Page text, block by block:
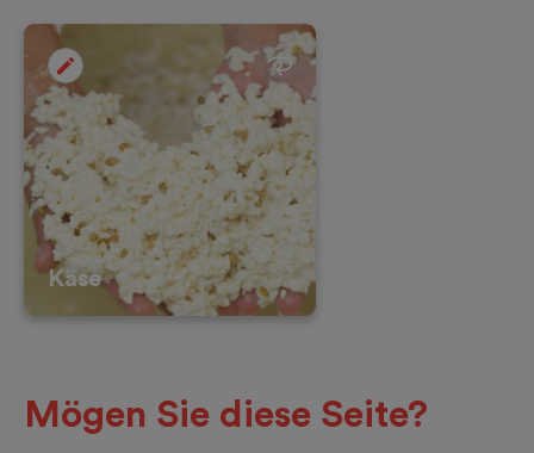
Käse
Mögen Sie diese Seite?